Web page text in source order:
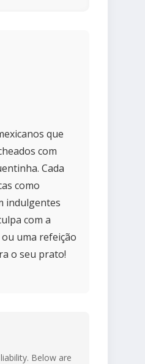
que
com
Cada
como
indulgentes
com a
uma refeição
o seu prato!
Below are